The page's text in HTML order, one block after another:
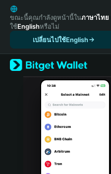
English
日本語
Tiếng Việt
Español (Latinoamérica)
Türkçe
Italiano
Português (Portugal)
Bahasa Indonesia
ขณะนี้คุณกำลังดูหน้านี้ในภาษาไทย
ใช้Englishหรือไม่
เปลี่ยนไปใช้English